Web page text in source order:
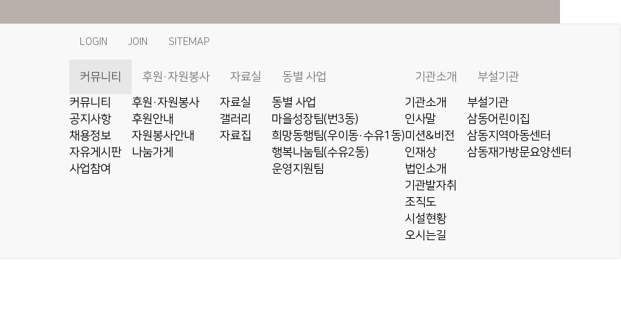
LOGIN JOIN SITEMAP
커뮤니티
커뮤니티
공지사항
채용정보
자유게시판
사업참여
후원·자원봉사
후원·자원봉사
후원안내
자원봉사안내
나눔가게
자료실
자료실
갤러리
자료집
동별 사업
동별 사업
마을성장팀(번3동)
희망동행팀(우이동·수유1동)
행복나눔팀(수유2동)
운영지원팀
기관소개
기관소개
인사말
미션&비전
인재상
법인소개
기관발자취
조직도
시설현황
오시는길
부설기관
부설기관
삼동어린이집
삼동지역아동센터
삼동재가방문요양센터